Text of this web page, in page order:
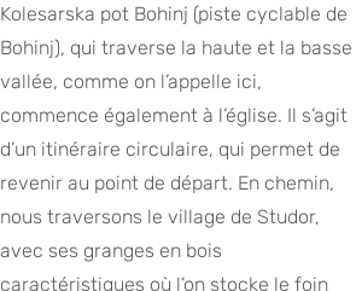
Kolesarska pot Bohinj (piste cyclable de
Bohinj), qui traverse la haute et la basse
vallée, comme on l’appelle ici,
commence également à l’église. Il s’agit
d’un itinéraire circulaire, qui permet de
revenir au point de départ. En chemin,
nous traversons le village de Studor,
avec ses granges en bois
caractéristiques où l’on stocke le foin